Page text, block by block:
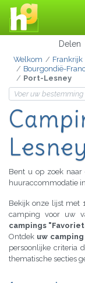
Delen
Welkom
Frankrijk
Bourgondië-
Port-Lesney
Lesney
Bent u op zoek
huuraccommodatie
Bekijk onze lijst met
camping voor uw
campings
Ontdek uw
persoonlijke criteria
thematische secties